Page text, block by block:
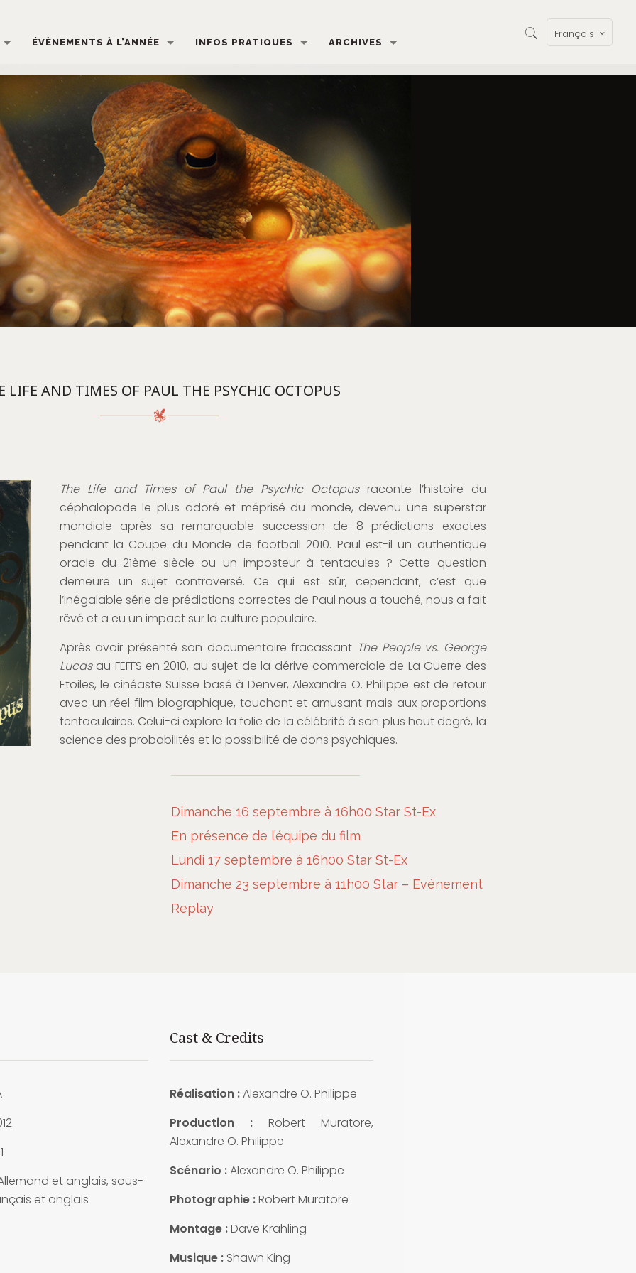
ÉVÈNEMENTS À L’ANNÉE INFOS PRATIQUES ARCHIVES
Français
LIFE AND TIMES OF PAUL THE PSYCHIC OCTOPUS
The Life and Times of Paul the Psychic Octopusraconte l’histoire du
céphalopode le plus adoré et méprisé du monde, devenu une superstar
mondiale après sa remarquable succession de 8 prédictions exactes
pendant la Coupe du Monde de football 2010. Paul est-il un authentique
oracle du 21ème siècle ou un imposteur à tentacules ? Cette question
demeure un sujet controversé. Ce qui est sûr, cependant, c’est que
l’inégalable série de prédictions correctes de Paul nous a touché, nous a fait
rêvé et a eu un impact sur la culture populaire.
Après avoir présenté son documentaire fracassant The People vs. George
Lucasau FEFFS en 2010, au sujet de la dérive commerciale de La Guerre des
Etoiles, le cinéaste Suisse basé à Denver, Alexandre O. Philippe est de retour
avec un réel film biographique, touchant et amusant mais aux proportions
tentaculaires. Celui-ci explore la folie de la célébrité à son plus haut degré, la
science des probabilités et la possibilité de dons psychiques.
Dimanche 16 septembre à 16h00 Star St-Ex
En présence de l’équipe du film
Lundi 17 septembre à 16h00 Star St-Ex
Dimanche 23 septembre à 11h00 Star – Evénement
Replay
et anglais, sous-
et anglais
Cast & Credits
Réalisation :Alexandre O. Philippe
Production :Robert Muratore,
Alexandre O. Philippe
Scénario :Alexandre O. Philippe
Photographie :Robert Muratore
Montage :Dave Krahling
Musique : Shawn King